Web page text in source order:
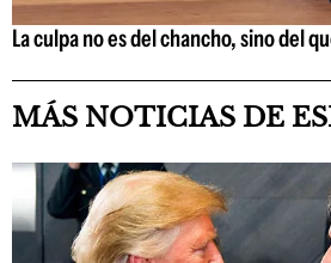
La culpa no es del chancho, sino del
MÁS NOTICIAS DE